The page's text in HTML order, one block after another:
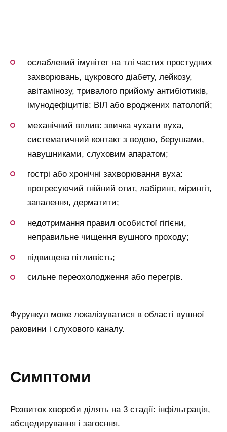
ослаблений імунітет на тлі частих простудних
захворювань, цукрового діабету, лейкозу,
авітамінозу, тривалого прийому антибіотиків,
імунодефіцитів: ВІЛ або вроджених патологій;
механічний вплив: звичка чухати вуха,
систематичний контакт з водою, берушами,
навушниками, слуховим апаратом;
гострі або хронічні захворювання вуха:
прогресуючий гнійний отит, лабіринт, мірингіт,
запалення, дерматити;
недотримання правил особистої гігієни,
неправильне чищення вушного проходу;
підвищена пітливість;
сильне переохолодження або перегрів.
Фурункул може локалізуватися в області вушної
раковини і слухового каналу.
симптоми
Розвиток хвороби ділять на 3 стадії: інфільтрація,
абсцедирування і загоєння.